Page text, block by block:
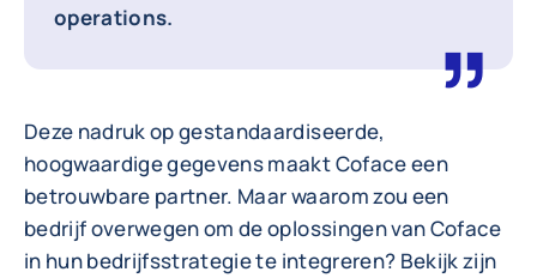
operations.
Deze nadruk op gestandaardiseerde,
hoogwaardige gegevens maakt Coface een
betrouwbare partner. Maar waarom zou een
bedrijf overwegen om de oplossingen van Coface
in hun bedrijfsstrategie te integreren? Bekijk zijn